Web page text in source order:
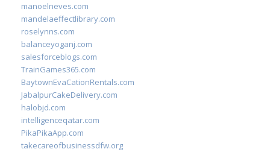
manoelneves.com
mandelaeffectlibrary.com
roselynns.com
balanceyoganj.com
salesforceblogs.com
TrainGames365.com
BaytownEvaCationRentals.com
JabalpurCakeDelivery.com
halobjd.com
intelligenceqatar.com
PikaPikaApp.com
takecareofbusinessdfw.org